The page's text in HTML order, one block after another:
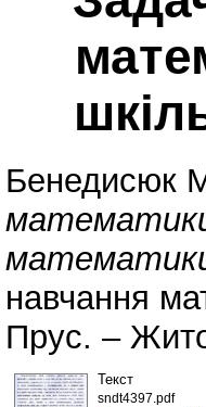
Бенедисюк
математики
математики
навчання
Прус. –
Текст
sndt4397.pdf